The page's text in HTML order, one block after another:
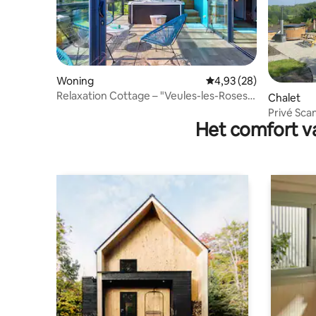
Woning Gemiddelde
4,93 (28)
Relaxation Cottage – "Veules-les-Roses &
Chalet
Privé
zee-
Het comfort